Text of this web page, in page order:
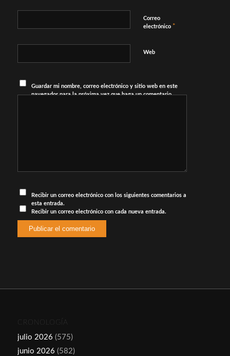
Correo
electrónico *
Web
Guardar mi nombre, correo electrónico y sitio web en este
navegador para la próxima vez que haga un comentario.
Recibir un correo electrónico con los siguientes comentarios a
esta entrada.
Recibir un correo electrónico con cada nueva entrada.
CRONOLOGÍA
julio 2026 (575)
junio 2026 (582)